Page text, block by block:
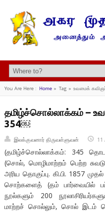
You Are Here : Home» Tag » உவமைக் கவிஞர்
தமிழ்ச்சொல்லாக்கம் –
354￼
இலக்குவனார் திருவள்ளுவன் 11
(தமிழ்ச்சொல்லாக்கம்: 345
(சொல், மொழிமாற்றம் பெற்ற
அரிய தொகுப்பு. கி.பி. 1857
சொற்களைத் (தம் பார்வையில்
நூல்களும் 200
மாற்றச் சொல்லும், சொல் இடம்